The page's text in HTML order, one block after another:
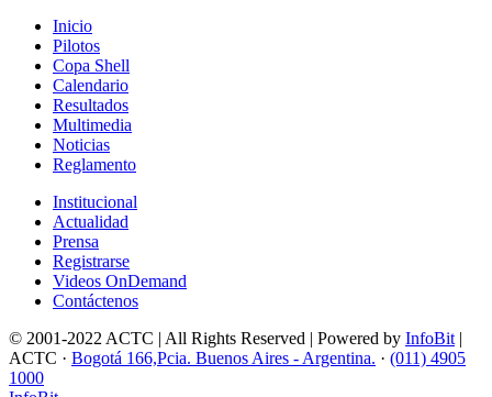
Inicio
Pilotos
Copa Shell
Calendario
Resultados
Multimedia
Noticias
Reglamento
Institucional
Actualidad
Prensa
Registrarse
Videos OnDemand
Contáctenos
© 2001-2022 ACTC | All Rights Reserved | Powered by InfoBit |
ACTC · Bogotá 166,Pcia. Buenos Aires - Argentina. · (011) 4905
1000